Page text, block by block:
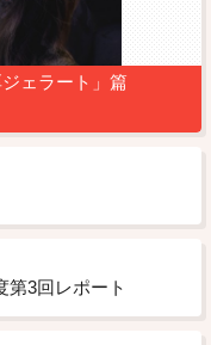
ェラート」篇
第3回レポート